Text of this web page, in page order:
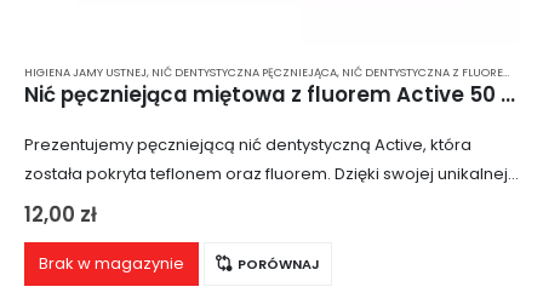
HIGIENA JAMY USTNEJ, NIĆ DENTYSTYCZNA PĘCZNIEJĄCA, NIĆ DENTYSTYCZNA Z FLUOREM
Nić pęczniejąca miętowa z fluorem Active 50 m
Prezentujemy pęczniejącą nić dentystyczną Active, która
została pokryta teflonem oraz fluorem. Dzięki swojej unikalnej
strukturze, nić ta umożliwia łagodne i skuteczne czyszczenie
jamy ustnej.
12,00 zł
Brak w magazynie PORÓWNAJ